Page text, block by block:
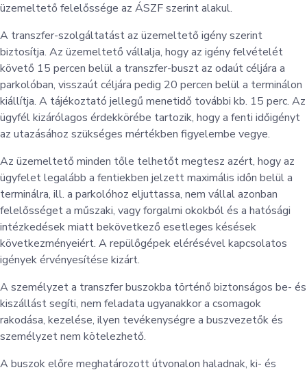
üzemeltető felelőssége az ÁSZF szerint alakul.
A transzfer-szolgáltatást az üzemeltető igény szerint
biztosítja. Az üzemeltető vállalja, hogy az igény felvételét
követő 15 percen belül a transzfer-buszt az odaút céljára a
parkolóban, visszaút céljára pedig 20 percen belül a terminálon
kiállítja. A tájékoztató jellegű menetidő további kb. 15 perc. Az
ügyfél kizárólagos érdekkörébe tartozik, hogy a fenti időigényt
az utazásához szükséges mértékben figyelembe vegye.
Az üzemeltető minden tőle telhetőt megtesz azért, hogy az
ügyfelet legalább a fentiekben jelzett maximális időn belül a
terminálra, ill. a parkolóhoz eljuttassa, nem vállal azonban
felelősséget a műszaki, vagy forgalmi okokból és a hatósági
intézkedések miatt bekövetkező esetleges késések
következményeiért. A repülőgépek elérésével kapcsolatos
igények érvényesítése kizárt.
A személyzet a transzfer buszokba történő biztonságos be- és
kiszállást segíti, nem feladata ugyanakkor a csomagok
rakodása, kezelése, ilyen tevékenységre a buszvezetők és
személyzet nem kötelezhető.
A buszok előre meghatározott útvonalon haladnak, ki- és